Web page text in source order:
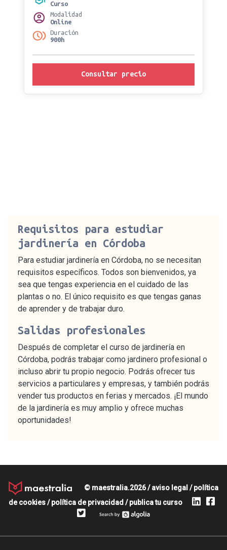
Curso
Modalidad
Online
Duración
900h
Consultar precio
Requisitos para estudiar
jardinería en Córdoba
Para estudiar jardinería en Córdoba, no se necesitan
requisitos específicos. Todos son bienvenidos, ya
sea que tengas experiencia en el cuidado de las
plantas o no. El único requisito es que tengas ganas
de aprender y de trabajar duro.
Salidas profesionales
Después de completar el curso de jardinería en
Córdoba, podrás trabajar como jardinero profesional o
incluso abrir tu propio negocio. Podrás ofrecer tus
servicios a particulares y empresas, y también podrás
vender tus productos en ferias y mercados. ¡El mundo
de la jardinería es muy amplio y ofrece muchas
oportunidades!
© maestralia.2026 /aviso legal /política
de cookies/política de privacidad /publica tu curso